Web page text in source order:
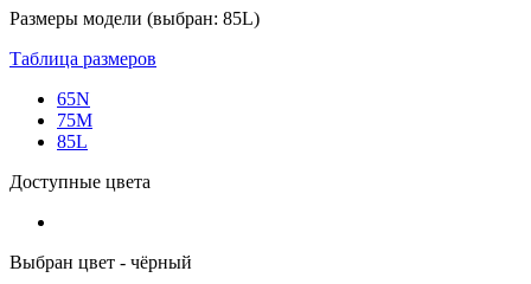
Размеры модели (выбран: 85L)
Таблица размеров
65N
75M
85L
Доступные цвета
Выбран цвет - чёрный